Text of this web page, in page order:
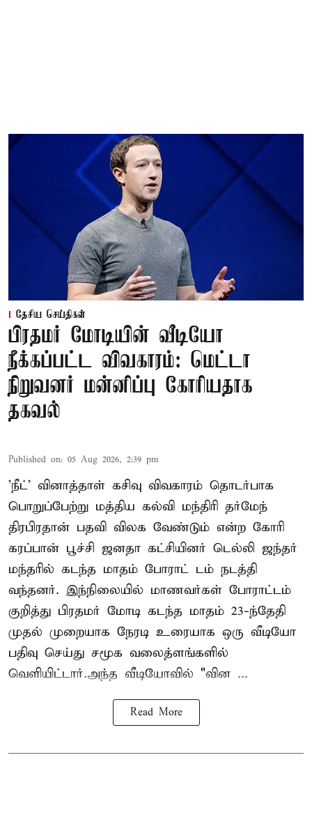
தேசிய செய்திகள்
பிரதமர் மோடியின் வீடியோ
நீக்கப்பட்ட விவகாரம்: மெட்டா
நிறுவனர் மன்னிப்பு கோரியதாக
தகவல்
Published on: 05 Aug 2026, 2:39 pm
'நீட்' வினாத்தாள் கசிவு விவகாரம் தொடர்பாக
பொறுப்பேற்று மத்திய கல்வி மந்திரி தர்மேந்
திரபிரதான் பதவி விலக வேண்டும் என்ற கோரி
கரப்பான் பூச்சி ஜனதா கட்சியினர் டெல்லி ஜந்தர்
மந்தரில் கடந்த மாதம் போராட் டம் நடத்தி
வந்தனர். இந்நிலையில் மாணவர்கள் போராட்டம்
குறித்து பிரதமர் மோடி கடந்த மாதம் 23-ந்தேதி
முதல் முறையாக நேரடி உரையாக ஒரு வீடியோ
பதிவு செய்து சமூக வலைத்ளங்களில்
வெளியிட்டார்.அந்த வீடியோவில் "வின ...
Read More